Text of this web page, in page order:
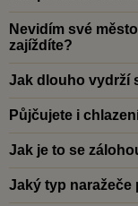
Nevidím své
zajíždíte?
Jak dlouho vydrží
Půjčujete i
Jak je to se
Jaký typ naražeče